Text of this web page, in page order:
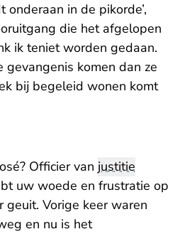
onderaan in de pikorde’,
die het afgelopen
ik teniet worden gedaan.
gevangenis komen dan ze
bij begeleid wonen komt
Officier van justitie
uw woede en frustratie op
geuit. Vorige keer waren
en nu is het